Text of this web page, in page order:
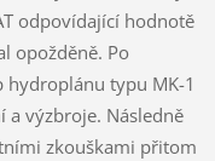
odpovídající hodnotě
opožděně. Po
hydroplánu typu MK-1
a výzbroje. Následně
zkouškami přitom